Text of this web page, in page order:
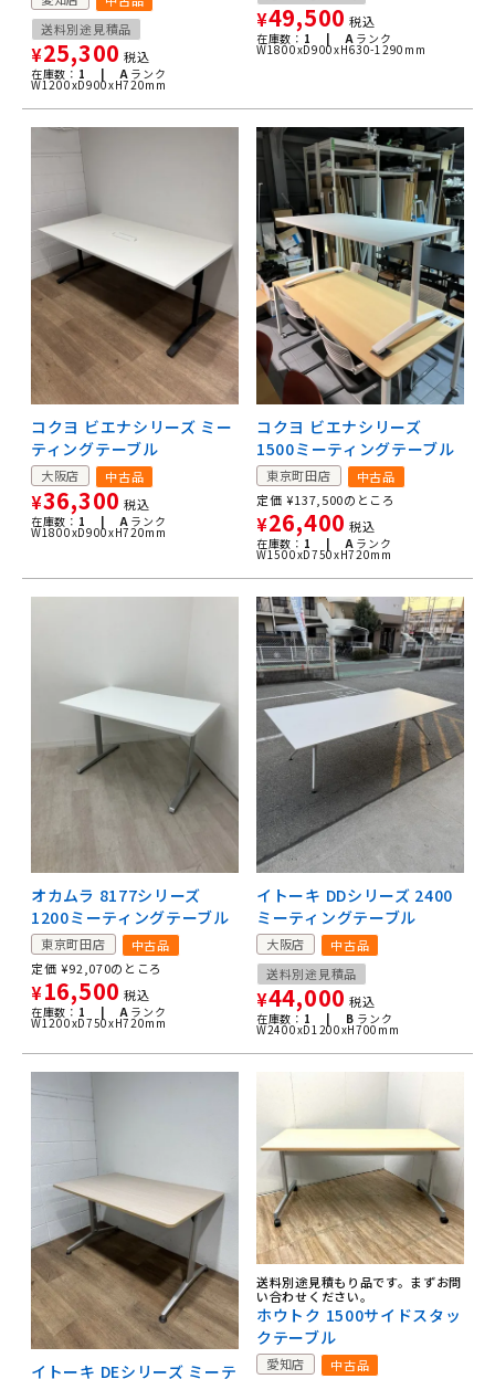
送料別途見積品
¥25,300 税込
在庫数： 1 | A ランク
W1200xD900xH720mm
¥49,500 税込
在庫数： 1 | A ランク
W1800xD900xH630-1290mm
コクヨ ビエナシリーズ ミー
ティングテーブル
大阪店 中古品
¥36,300 税込
在庫数： 1 | A ランク
W1800xD900xH720mm
コクヨ ビエナシリーズ
1500ミーティングテーブル
東京町田店
中古品
定価 ¥137,500のところ
¥26,400 税込
在庫数： 1 | A ランク
W1500xD750xH720mm
オカムラ 8177シリーズ
1200ミーティングテーブル
東京町田店
中古品
定価 ¥92,070のところ
¥16,500 税込
在庫数： 1 | Aランク
W1200xD750xH720mm
イトーキ DDシリーズ 2400
ミーティングテーブル
大阪店
中古品
送料別途見積品
¥44,000 税込
在庫数： 1 | B ランク
W2400xD1200xH700mm
イトーキ DEシリーズ ミーテ
送料別途見積もり品です。まずお問
い合わせください。
ホウトク 1500サイドスタッ
クテーブル
愛知店
中古品